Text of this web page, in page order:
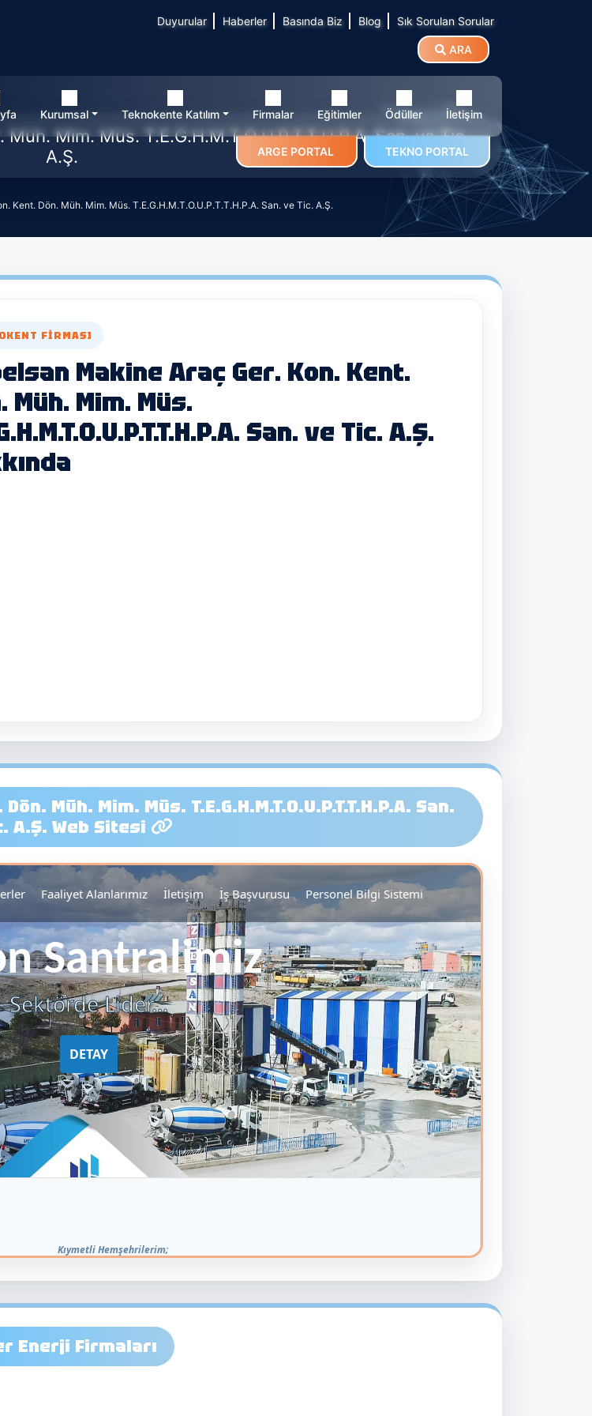
Duyurular Haberler Basında Biz Blog Sık Sorulan Sorular
ARA
Kurumsal Teknokente Katılım Firmalar Eğitimler Ödüller İletişim
ARGE PORTAL TEKNO PORTAL
Mim. Müs. T.E.G.H.M.T.O.U.P.T.T.H.P.A. San. ve Tic.
A.Ş.
Kent. Dön. Müh. Mim. Müs. T.E.G.H.M.T.O.U.P.T.T.H.P.A. San. ve Tic. A.Ş.
FIRMASI
Makine Araç Ger. Kon. Kent.
Müh. Mim. Müs.
San. ve Tic. A.Ş.
Müh. Mim. Müs. T.E.G.H.M.T.O.U.P.T.T.H.P.A. San.
A.Ş. Web Sitesi
Enerji Firmaları